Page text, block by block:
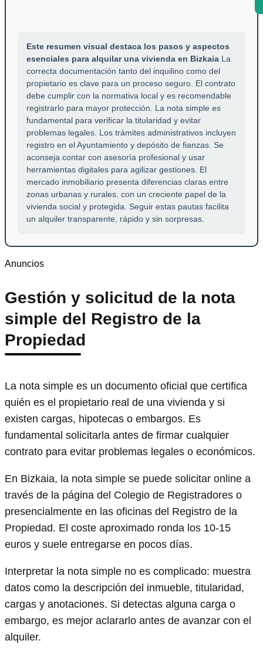
Este resumen visual destaca los pasos y aspectos
esenciales para alquilar una vivienda en Bizkaia La
correcta documentación tanto del inquilino como del
propietario es clave para un proceso seguro. El contrato
debe cumplir con la normativa local y es recomendable
registrarlo para mayor protección. La nota simple es
fundamental para verificar la titularidad y evitar
problemas legales. Los trámites administrativos incluyen
registro en el Ayuntamiento y depósito de fianzas. Se
aconseja contar con asesoría profesional y usar
herramientas digitales para agilizar gestiones. El
mercado inmobiliario presenta diferencias claras entre
zonas urbanas y rurales, con un creciente papel de la
vivienda social y protegida. Seguir estas pautas facilita
un alquiler transparente, rápido y sin sorpresas.
Anuncios
Gestión y solicitud de la nota
simple del Registro de la
Propiedad
La nota simple es un documento oficial que certifica
quién es el propietario real de una vivienda y si
existen cargas, hipotecas o embargos. Es
fundamental solicitarla antes de firmar cualquier
contrato para evitar problemas legales o económicos.
En Bizkaia, la nota simple se puede solicitar online a
través de la página del Colegio de Registradores o
presencialmente en las oficinas del Registro de la
Propiedad. El coste aproximado ronda los 10-15
euros y suele entregarse en pocos días.
Interpretar la nota simple no es complicado: muestra
datos como la descripción del inmueble, titularidad,
cargas y anotaciones. Si detectas alguna carga o
embargo, es mejor aclararlo antes de avanzar con el
alquiler.